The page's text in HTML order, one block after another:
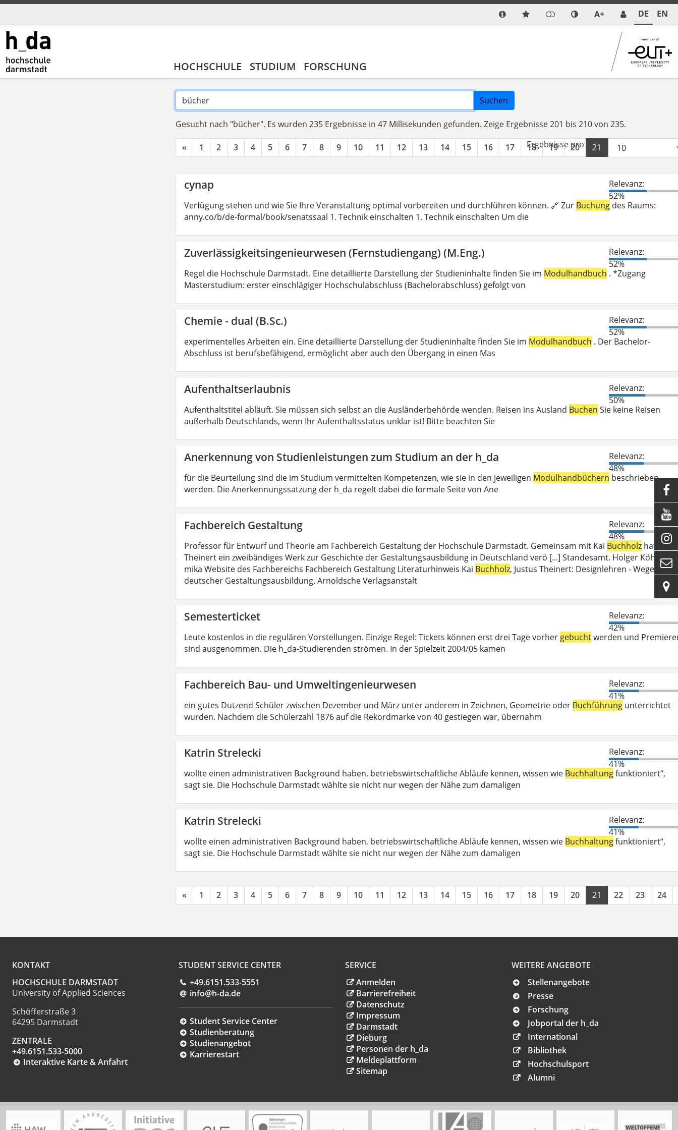
A+ DE EN
HOCHSCHULE STUDIUM FORSCHUNG
Suchen
Gesucht nach "bücher". Es wurden 235 Ergebnisse in 47 Millisekunden gefunden. Zeige Ergebnisse 201 bis 210 von 235.
« 1 2 3 4 5 6 7 8 9 10 11 12 13 14 15 16 17 18 19 20 21 22
Ergebnisse pro Seite:
cynap
Relevanz:
52%
Verfügung stehen und wie Sie Ihre Veranstaltung optimal vorbereiten und durchführen können. 🔗 Zur Buchung des Raums:
anny.co/b/de-formal/book/senatssaal 1. Technik einschalten 1. Technik einschalten Um die
Zuverlässigkeitsingenieurwesen (Fernstudiengang) (M.Eng.)
Relevanz:
52%
Regel die Hochschule Darmstadt. Eine detaillierte Darstellung der Studieninhalte finden Sie im Modulhandbuch . *Zugang
Masterstudium: erster einschlägiger Hochschulabschluss (Bachelorabschluss) gefolgt von
Chemie - dual (B.Sc.)
Relevanz:
52%
experimentelles Arbeiten ein. Eine detaillierte Darstellung der Studieninhalte finden Sie im Modulhandbuch . Der Bachelor-
Abschluss ist berufsbefähigend, ermöglicht aber auch den Übergang in einen Mas
Aufenthaltserlaubnis
Relevanz:
50%
Aufenthaltstitel abläuft. Sie müssen sich selbst an die Ausländerbehörde wenden. Reisen ins Ausland Buchen Sie keine Reisen
außerhalb Deutschlands, wenn Ihr Aufenthaltsstatus unklar ist! Bitte beachten Sie
Anerkennung von Studienleistungen zum Studium an der h_da
Relevanz:
48%
für die Beurteilung sind die im Studium vermittelten Kompetenzen, wie sie in den jeweiligen Modulhandbüchern beschrieben
werden. Die Anerkennungssatzung der h_da regelt dabei die formale Seite von Ane
Fachbereich Gestaltung
Relevanz:
48%
Professor für Entwurf und Theorie am Fachbereich Gestaltung der Hochschule Darmstadt. Gemeinsam mit Kai Buchholz hat
Theinert ein zweibändiges Werk zur Geschichte der Gestaltungsausbildung in Deutschland verö [...] Standesamt. Holger Köhn,
mika Website des Fachbereichs Fachbereich Gestaltung Literaturhinweis Kai Buchholz, Justus Theinert: Designlehren - Wege
deutscher Gestaltungsausbildung. Arnoldsche Verlagsanstalt
Semesterticket
Relevanz:
42%
Leute kostenlos in die regulären Vorstellungen. Einzige Regel: Tickets können erst drei Tage vorher gebuchtwerden und
sind ausgenommen. Die h_da-Studierenden strömen. In der Spielzeit 2004/05 kamen
Fachbereich Bau- und Umweltingenieurwesen
Relevanz:
41%
ein gutes Dutzend Schüler zwischen Dezember und März unter anderem in Zeichnen, Geometrie oder Buchführung unterrichtet
wurden. Nachdem die Schülerzahl 1876 auf die Rekordmarke von 40 gestiegen war, übernahm
Katrin Strelecki
Relevanz:
41%
wollte einen administrativen Background haben, betriebswirtschaftliche Abläufe kennen, wissen wie Buchhaltungfunktioniert“,
sagt sie. Die Hochschule Darmstadt wählte sie nicht nur wegen der Nähe zum damaligen
Katrin Strelecki
Relevanz:
41%
wollte einen administrativen Background haben, betriebswirtschaftliche Abläufe kennen, wissen wie Buchhaltungfunktioniert“,
sagt sie. Die Hochschule Darmstadt wählte sie nicht nur wegen der Nähe zum damaligen
« 1 2 3 4 5 6 7 8 9 10 11 12 13 14 15 16 17 18 19 20 21 22 23 24
KONTAKT
HOCHSCHULE DARMSTADT
University of Applied Sciences
Schöfferstraße 3
64295 Darmstadt
ZENTRALE
+49.6151.533-5000
Interaktive Karte & Anfahrt
STUDENT SERVICE CENTER
+49.6151.533-5551
info@h-da.de
Student Service Center
Studienberatung
Studienangebot
Karrierestart
SERVICE
Anmelden
Barrierefreiheit
Datenschutz
Impressum
Darmstadt
Dieburg
Personen der h_da
Meldeplattform
Sitemap
WEITERE ANGEBOTE
Stellenangebote
Presse
Forschung
Jobportal der h_da
International
Bibliothek
Hochschulsport
Alumni




